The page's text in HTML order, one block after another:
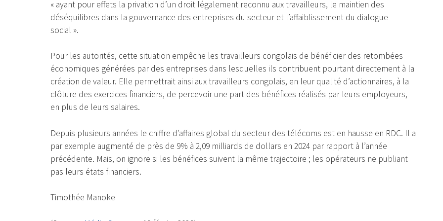
« ayant pour effets la privation d’un droit légalement reconnu aux travailleurs, le maintien des
déséquilibres dans la gouvernance des entreprises du secteur et l’affaiblissement du dialogue
social ».
Pour les autorités, cette situation empêche les travailleurs congolais de bénéficier des retombées
économiques générées par des entreprises dans lesquelles ils contribuent pourtant directement à la
création de valeur. Elle permettrait ainsi aux travailleurs congolais, en leur qualité d’actionnaires, à la
clôture des exercices financiers, de percevoir une part des bénéfices réalisés par leurs employeurs,
en plus de leurs salaires.
Depuis plusieurs années le chiffre d’affaires global du secteur des télécoms est en hausse en RDC. Il a
par exemple augmenté de près de 9% à 2,09 milliards de dollars en 2024 par rapport à l’année
précédente. Mais, on ignore si les bénéfices suivent la même trajectoire ; les opérateurs ne publiant
pas leurs états financiers.
Timothée Manoke